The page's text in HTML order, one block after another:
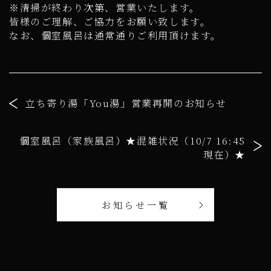
※清掃が終わり次第、営業いたします。
皆様のご理解、ご協力をお願い致します。
なお、個室風呂は通常通りご利用頂けます。
立ち寄り湯「You湯」営業再開のお知らせ
個室風呂（家族風呂）★混雑状況（10/7 16:45
現在）★
お知らせ一覧